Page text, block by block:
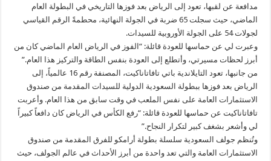
مدافعة عن لقبها، تعود إلى الرياض بعد فوزها التاريخي في البطولة العام
الماضي، حيث سجلت 65 ضربة في الجولة النهائية، محطمةً الرقم القياسي
لجولات 54 على الجولة الأوروبية للسيدات.
وعبرت لي عن حماسها للعودة قائلة: “الفوز في الرياض العام الماضي كان من
أبرز لحظات مسيرتي، وأتطلع إلى العودة بنفس الطاقة والتركيز هذا العام.”
من جانبها، تعود التايلاندية باتي تافاتاناكيت، المصنفة رقم 16 عالمياً، إلى
الرياض بعد فوزها ببطولة السعودية الدولية للسيدات المقدمة من صندوق
الاستثمارات العامة على نفس الملعب في وقت سابق من هذا العام. وأعربت
تافاتاناكيت عن حماسها للعودة قائلة: “رفع الكأس في الرياض كان دافعاً كبيراً
لي وأشعر بشغف كبير لتكرار النجاح.”
وتُنظم جولف السعودية سلسلة بطولة أرامكو للفرق المقدمة من صندوق
الاستثمارات العامة والتي تعد واحدة من أبرز الأحداث في عالم الجولف، حيث